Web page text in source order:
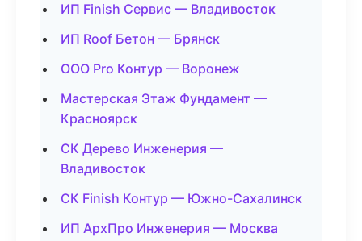
ИП Finish Сервис — Владивосток
ИП Roof Бетон — Брянск
ООО Pro Контур — Воронеж
Мастерская Этаж Фундамент —
Красноярск
СК Дерево Инженерия —
Владивосток
СК Finish Контур — Южно-Сахалинск
ИП АрхПро Инженерия — Москва